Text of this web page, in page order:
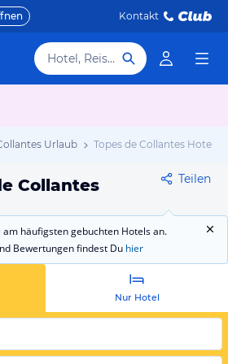
Kontakt
Hotel, Reiseziel
Urlaub Topes de Collantes Hotels
Collantes Teilen
häufigsten gebuchten Hotels an.
Bewertungen findest Du hier
Nur Hotel